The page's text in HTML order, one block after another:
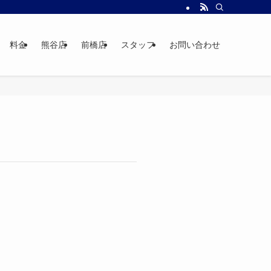
料金 熊谷店 前橋店 スタッフ お問い合わせ